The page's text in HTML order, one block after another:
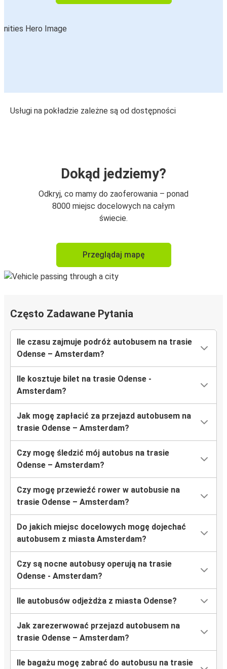
Usługi na pokładzie zależne są od dostępności
Dokąd jedziemy?
Odkryj, co mamy do zaoferowania – ponad
8000 miejsc docelowych na całym
świecie.
Przeglądaj mapę
Często Zadawane Pytania
Ile czasu zajmuje podróż autobusem na trasie
Odense – Amsterdam?
Ile kosztuje bilet na trasie Odense -
Amsterdam?
Jak mogę zapłacić za przejazd autobusem na
trasie Odense – Amsterdam?
Czy mogę śledzić mój autobus na trasie
Odense – Amsterdam?
Czy mogę przewieźć rower w autobusie na
trasie Odense – Amsterdam?
Do jakich miejsc docelowych mogę dojechać
autobusem z miasta Amsterdam?
Czy są nocne autobusy operują na trasie
Odense - Amsterdam?
Ile autobusów odjeżdża z miasta Odense?
Jak zarezerwować przejazd autobusem na
trasie Odense – Amsterdam?
Ile bagażu mogę zabrać do autobusu na trasie